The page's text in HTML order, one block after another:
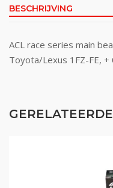
BESCHRIJVING
ACL race series main
Toyota/Lexus 1FZ-FE,